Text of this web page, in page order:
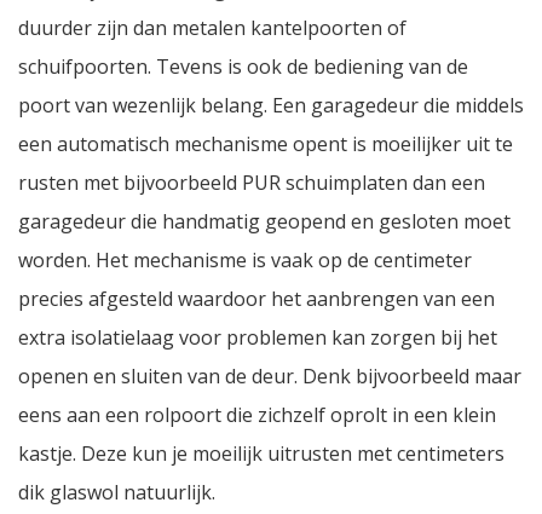
duurder zijn dan metalen kantelpoorten of
schuifpoorten. Tevens is ook de bediening van de
poort van wezenlijk belang. Een garagedeur die middels
een automatisch mechanisme opent is moeilijker uit te
rusten met bijvoorbeeld PUR schuimplaten dan een
garagedeur die handmatig geopend en gesloten moet
worden. Het mechanisme is vaak op de centimeter
precies afgesteld waardoor het aanbrengen van een
extra isolatielaag voor problemen kan zorgen bij het
openen en sluiten van de deur. Denk bijvoorbeeld maar
eens aan een rolpoort die zichzelf oprolt in een klein
kastje. Deze kun je moeilijk uitrusten met centimeters
dik glaswol natuurlijk.